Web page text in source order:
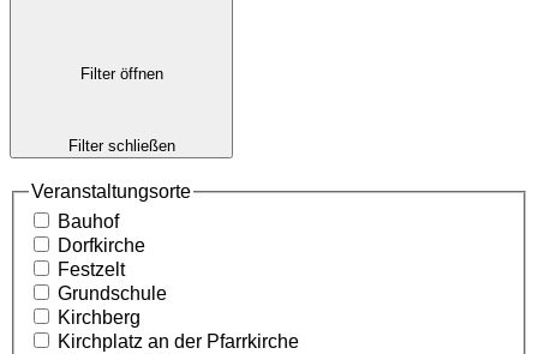
Filter öffnen
Filter schließen
Veranstaltungsorte
Bauhof
Dorfkirche
Festzelt
Grundschule
Kirchberg
Kirchplatz an der Pfarrkirche